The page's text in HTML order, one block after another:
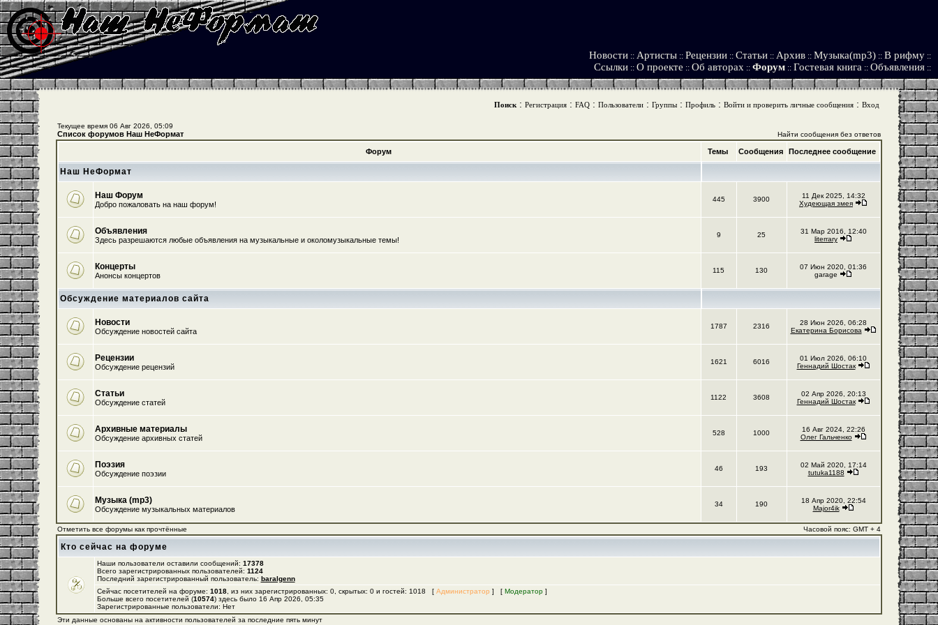
Новости :: Артисты :: Рецензии :: Статьи :: Архив :: Музыка(mp3) :: В рифму ::
Ссылки :: О проекте :: Об авторах :: Форум :: Гостевая книга :: Объявления ::
Поиск: Регистрация: FAQ: Пользователи: Группы: Профиль: Войти и проверить личные сообщения: Вход
Текущее время 06 Авг 2026, 05:09
Список форумов Наш НеФормат Найти сообщения без ответов
Форум Темы Сообщения Последнее сообщение
Наш НеФормат
Наш Форум
Добро пожаловать на наш форум!
445 3900
11 Дек 2025, 14:32
Худеющая змея
Объявления
Здесь разрешаются любые объявления на музыкальные и околомузыкальные темы!
9 25
31 Мар 2016, 12:40
literrary
Концерты
Анонсы концертов
115 130
07 Июн 2020, 01:36
garage
Обсуждение материалов сайта
Новости
Обсуждение новостей сайта
1787 2316
28 Июн 2026, 06:28
Екатерина Борисова
Рецензии
Обсуждение рецензий
1621 6016
01 Июл 2026, 06:10
Геннадий Шостак
Статьи
Обсуждение статей
1122 3608
02 Апр 2026, 20:13
Геннадий Шостак
Архивные материалы
Обсуждение архивных статей
528 1000
16 Авг 2024, 22:26
Олег Гальченко
Поэзия
Обсуждение поэзии
46 193
02 Май 2020, 17:14
tutuka1188
Музыка (mp3)
Обсуждение музыкальных материалов
34 190
18 Апр 2020, 22:54
Major4ik
Отметить все форумы как прочтённые Часовой пояс: GMT + 4
Кто сейчас на форуме
Наши пользователи оставили сообщений: 17378
Всего зарегистрированных пользователей: 1124
Последний зарегистрированный пользователь: baralgenn
Сейчас посетителей на форуме: 1018, из них зарегистрированных: 0, скрытых: 0 и гостей: 1018 [ Администратор ] [ Модератор]
Больше всего посетителей (10574) здесь было 16 Апр 2026, 05:35
Зарегистрированные пользователи: Нет
Эти данные основаны на активности пользователей за последние пять минут